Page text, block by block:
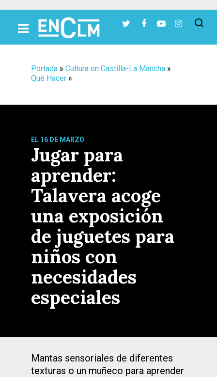
Portada » Cultura en Castilla-La Mancha »
Qué Hacer »
EL 16 DE MARZO
Jugar para
aprender:
Talavera acoge
una exposición
de juguetes para
niños con
necesidades
especiales
Mantas sensoriales de diferentes
texturas o un muñeco para aprender